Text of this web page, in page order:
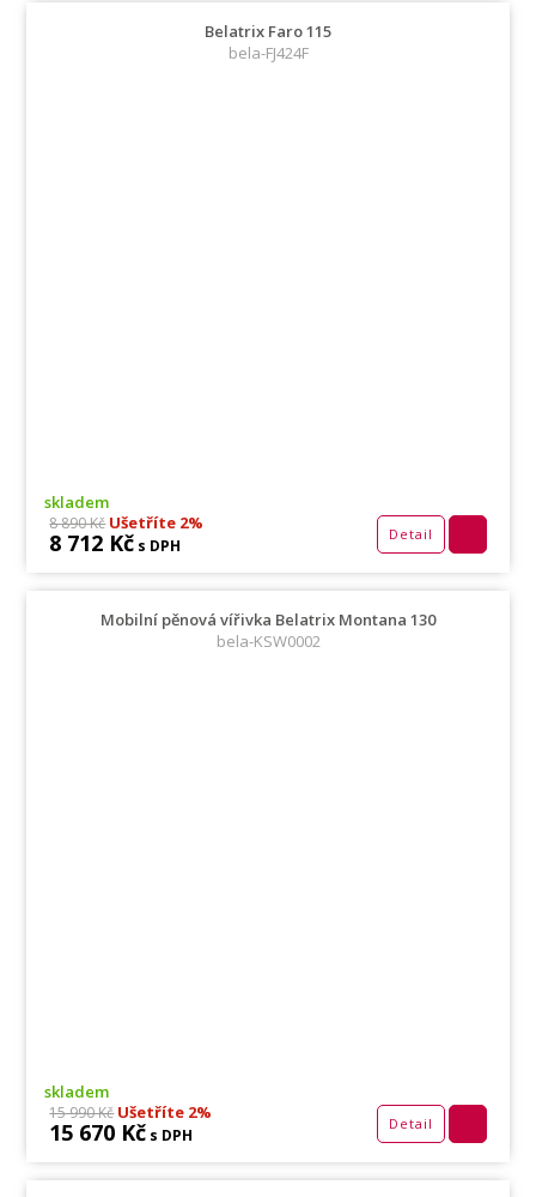
Belatrix Faro 115
bela-FJ424F
skladem
8 890 KčUšetříte 2%
8 712 Kč s DPH
Detail
Mobilní pěnová vířivka Belatrix Montana 130
bela-KSW0002
skladem
15 990 KčUšetříte 2%
15 670 Kč s DPH
Detail